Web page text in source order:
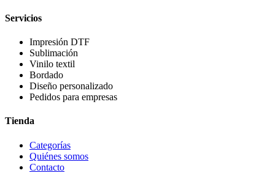
Servicios
Impresión DTF
Sublimación
Vinilo textil
Bordado
Diseño personalizado
Pedidos para empresas
Tienda
Categorías
Quiénes somos
Contacto